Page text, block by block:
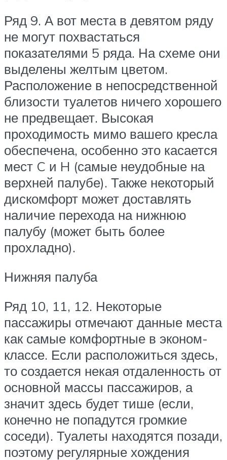
Ряд 9. А вот места в девятом ряду
не могут похвастаться
показателями 5 ряда. На схеме они
выделены желтым цветом.
Расположение в непосредственной
близости туалетов ничего хорошего
не предвещает. Высокая
проходимость мимо вашего кресла
обеспечена, особенно это касается
мест C и H (самые неудобные на
верхней палубе). Также некоторый
дискомфорт может доставлять
наличие перехода на нижнюю
палубу (может быть более
прохладно).
Нижняя палуба
Ряд 10, 11, 12. Некоторые
пассажиры отмечают данные места
как самые комфортные в эконом-
классе. Если расположиться здесь,
то создается некая отдаленность от
основной массы пассажиров, а
значит здесь будет тише (если,
конечно не попадутся громкие
соседи). Туалеты находятся позади,
поэтому регулярные хождения